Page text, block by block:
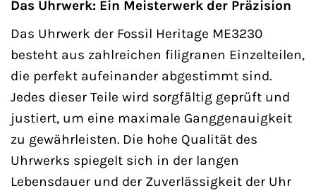
Das Uhrwerk: Ein Meisterwerk der Präzision
Das Uhrwerk der Fossil Heritage ME3230
besteht aus zahlreichen filigranen Einzelteilen,
die perfekt aufeinander abgestimmt sind.
Jedes dieser Teile wird sorgfältig geprüft und
justiert, um eine maximale Ganggenauigkeit
zu gewährleisten. Die hohe Qualität des
Uhrwerks spiegelt sich in der langen
Lebensdauer und der Zuverlässigkeit der Uhr